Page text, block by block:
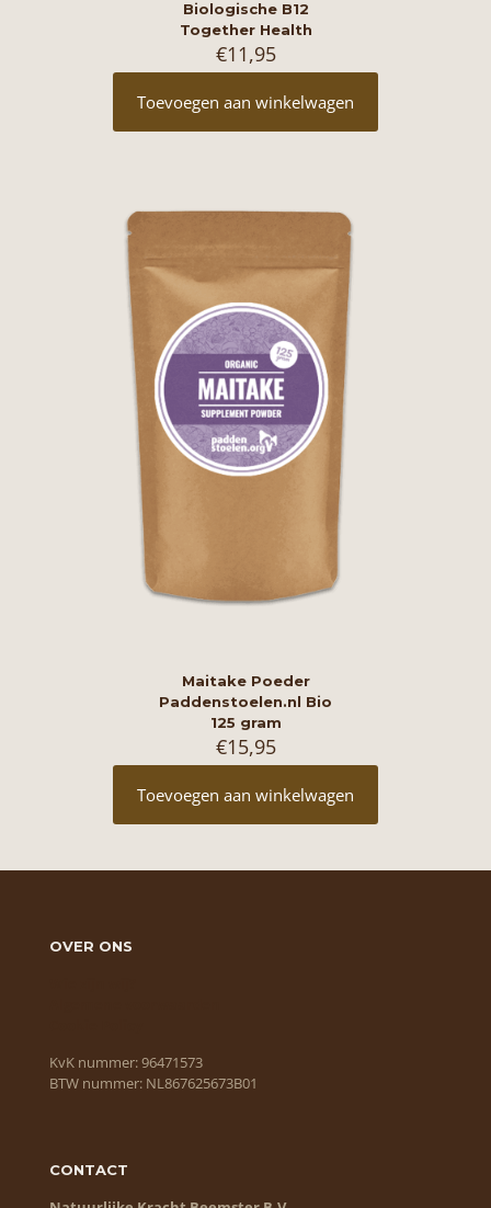
Biologische B12
Together Health
€11,95
Toevoegen aan winkelwagen
Maitake Poeder
Paddenstoelen.nl Bio
125 gram
€15,95
Toevoegen aan winkelwagen
OVER ONS
KvK nummer: 96471573
BTW nummer: NL867625673B01
CONTACT